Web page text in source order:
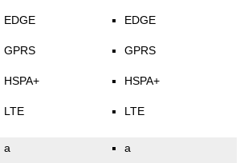
EDGE
GPRS
HSPA+
LTE
EDGE
GPRS
HSPA+
LTE
a a